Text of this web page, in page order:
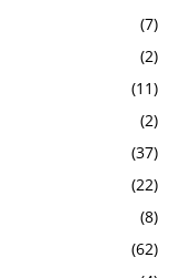
(7)
(2)
(11)
(2)
(37)
(22)
(8)
(62)